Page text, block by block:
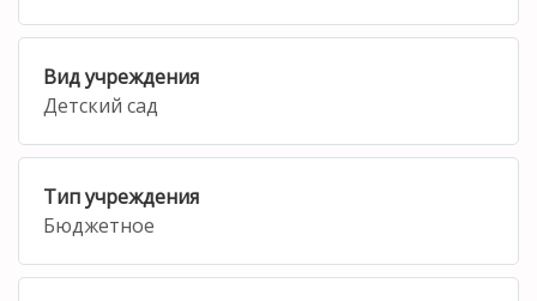
Вид учреждения
Детский сад
Тип учреждения
Бюджетное